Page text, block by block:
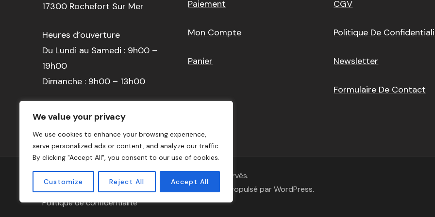
We value your privacy
We use cookies to enhance your browsing experience,
serve personalized ads or content, and analyze our traffic.
By clicking "Accept All", you consent to our use of cookies.
Customize Reject All Accept All
17300 Rochefort Sur Mer
Heures d’ouverture
Du Lundi au Samedi : 9h00 –
19h00
Dimanche : 9h00 – 13h00
Paiement
Mon Compte
Panier
CGV
Politique De
Newsletter
Formulaire De Contact
© Copyright 2026Epicerie Lusitania
. Tous droits réservés.
Beauty Salon Lite | Développé par
Blossom Themes . Propulsé par WordPress.
Politique de confidentialité